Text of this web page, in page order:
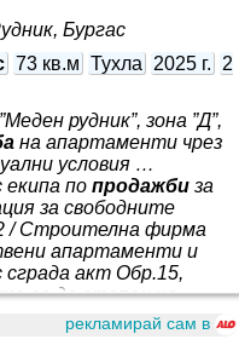
Бургас
73 кв.м Тухла 2025 г. 2
рудник”, зона ”Д”,
на апартаменти чрез
условия …
по продажби за
за свободните
/ Строителна фирма
апартаменти и
акт Обр.15,
са до степен на
за довършване до
в офиса ни на
рекламирай сам в